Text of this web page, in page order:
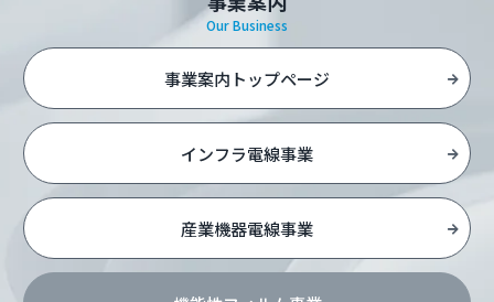
Our Business
事業案内トップページ
インフラ電線事業
産業機器電線事業